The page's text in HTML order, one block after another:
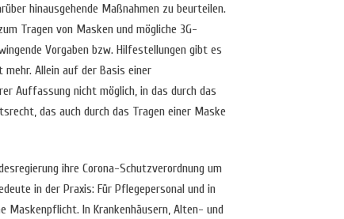
hinausgehende Maßnahmen zu beurteilen.
Tragen von Masken und mögliche 3G-
Vorgaben bzw. Hilfestellungen gibt es
Allein auf der Basis einer
Auffassung nicht möglich, in das durch das
das auch durch das Tragen einer Maske
ihre Corona-Schutzverordnung um
in der Praxis: Für Pflegepersonal und in
Maskenpflicht. In Krankenhäusern, Alten- und